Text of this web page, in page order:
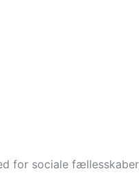
for sociale